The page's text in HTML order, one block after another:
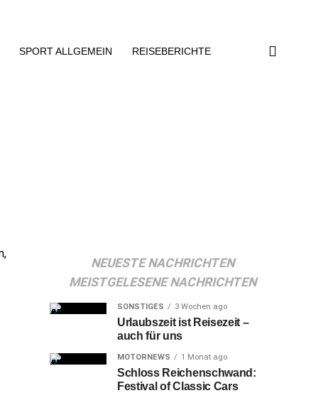
SPORT ALLGEMEIN REISEBERICHTE
NEUESTE NACHRICHTEN
MEISTGELESENE NACHRICHTEN
SONSTIGES 3 Wochen ago
Urlaubszeit ist Reisezeit –
auch für uns
MOTORNEWS 1 Monat ago
Schloss Reichenschwand:
Festival of Classic Cars